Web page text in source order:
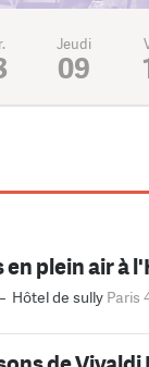
Jeudi
09
plein air à
Hôtel de sully Paris